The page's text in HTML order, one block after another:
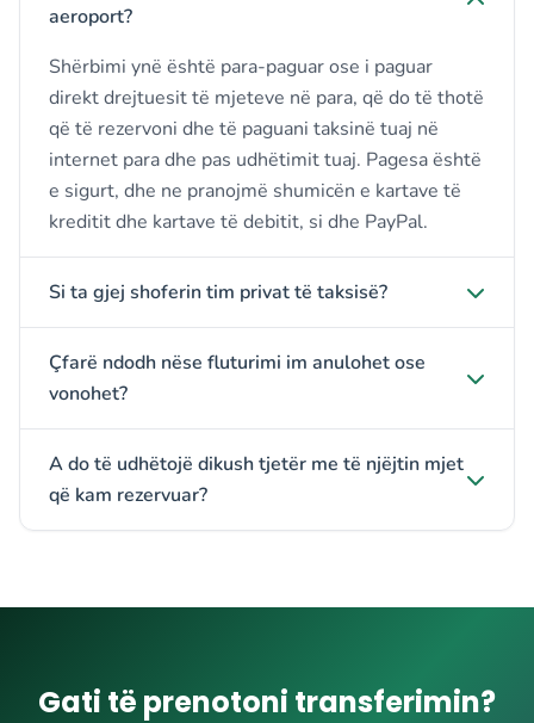
aeroport?
Shërbimi ynë është para-paguar ose i paguar
direkt drejtuesit të mjeteve në para, që do të thotë
që të rezervoni dhe të paguani taksinë tuaj në
internet para dhe pas udhëtimit tuaj. Pagesa është
e sigurt, dhe ne pranojmë shumicën e kartave të
kreditit dhe kartave të debitit, si dhe PayPal.
Si ta gjej shoferin tim privat të taksisë?
Çfarë ndodh nëse fluturimi im anulohet ose
vonohet?
A do të udhëtojë dikush tjetër me të njëjtin mjet
që kam rezervuar?
Gati të prenotoni transferimin?